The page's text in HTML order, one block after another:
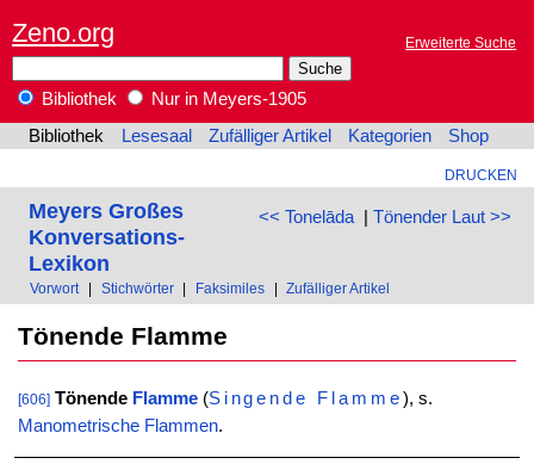
Zeno.org Erweiterte Suche
Bibliothek
Nur in Meyers-1905
Bibliothek
Lesesaal Zufälliger Artikel Kategorien Shop
DRUCKEN
<< Tonelāda| Tönender Laut >>
Meyers Großes
Konversations-
Lexikon
Vorwort Stichwörter Faksimiles Zufälliger Artikel
Tönende Flamme
[606] Tönende Flamme(Singende Flamme), s.
Manometrische Flammen.